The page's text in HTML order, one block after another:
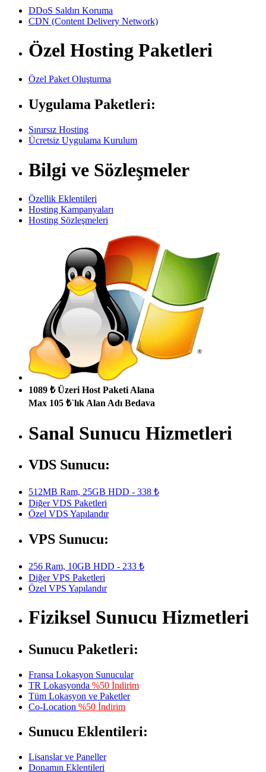
DDoS Saldırı Koruma
CDN (Content Delivery Network)
Özel Hosting Paketleri
Özel Paket Oluşturma
Uygulama Paketleri:
Sınırsız Hosting
Ücretsiz Uygulama Kurulum
Bilgi ve Sözleşmeler
Özellik Eklentileri
Hosting Kampanyaları
Hosting Sözleşmeleri
1089 ₺ Üzeri Host Paketi Alana
Max 105 ₺`lık Alan Adı Bedava
Sanal Sunucu Hizmetleri
VDS Sunucu:
512MB Ram, 25GB HDD - 338 ₺
Diğer VDS Paketleri
Özel VDS Yapılandır
VPS Sunucu:
256 Ram, 10GB HDD - 233 ₺
Diğer VPS Paketleri
Özel VPS Yapılandır
Fiziksel Sunucu Hizmetleri
Sunucu Paketleri:
Fransa Lokasyon Sunucular
TR Lokasyonda %50 İndirim
Tüm Lokasyon ve Paketler
Co-Location %50 İndirim
Sunucu Eklentileri:
Lisanslar ve Paneller
Donamın Eklentileri